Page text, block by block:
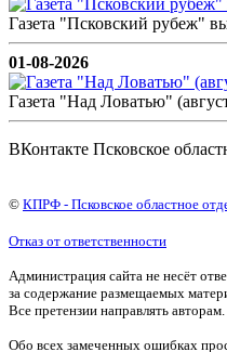
Газета "Псковский рубеж"
01-08-2026
Газета "Над Ловатью"
ВКонтакте Псковское
© КПРФ - Псковское областное
Отказ от ответственности
Администрация сайта не несёт
за содержание размещаемых
Все претензии направлять авторам.
Обо всех замеченных ошибках